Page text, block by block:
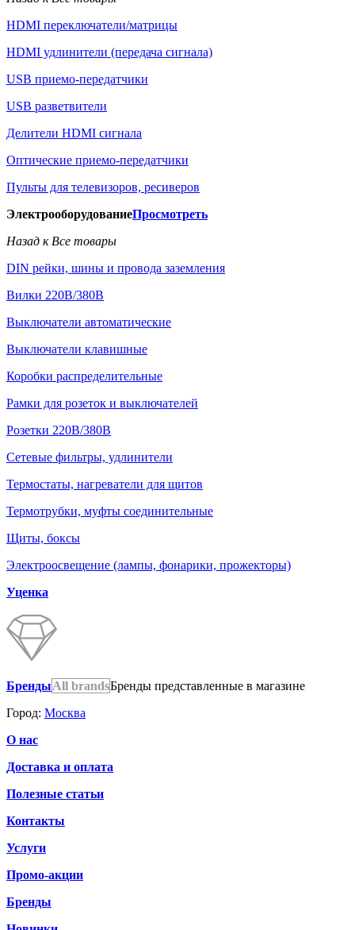
HDMI переключатели/матрицы
HDMI удлинители (передача сигнала)
USB приемо-передатчики
USB разветвители
Делители HDMI сигнала
Оптические приемо-передатчики
Пульты для телевизоров, ресиверов
ЭлектрооборудованиеПросмотреть
Назад к Все товары
DIN рейки, шины и провода заземления
Вилки 220В/380В
Выключатели автоматические
Выключатели клавишные
Коробки распределительные
Рамки для розеток и выключателей
Розетки 220В/380В
Сетевые фильтры, удлинители
Термостаты, нагреватели для щитов
Термотрубки, муфты соединительные
Щиты, боксы
Электроосвещение (лампы, фонарики, прожекторы)
Уценка
БрендыAll brandsБренды представленные в магазине
Город: Москва
О нас
Доставка и оплата
Полезные статьи
Контакты
Услуги
Промо-акции
Бренды